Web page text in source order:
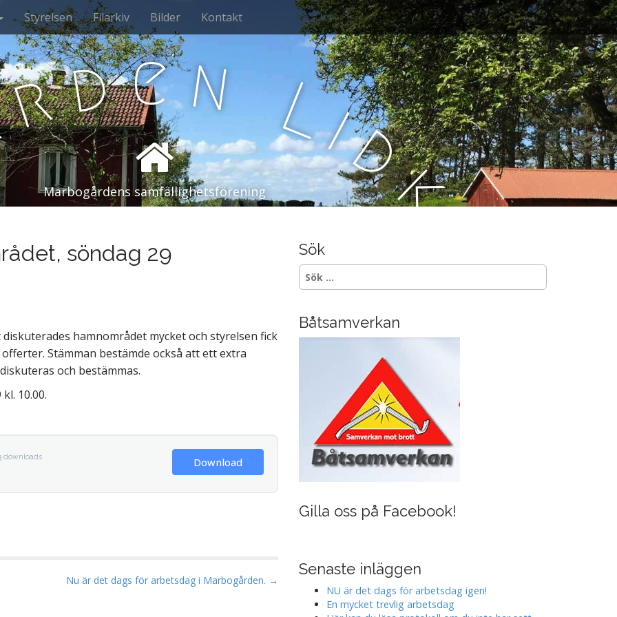
Styrelsen Filarkiv Bilder Kontakt
rd e n Li
dk
p
Marbogårdens samfällighetsförening
söndag 29
hamnområdet mycket och styrelsen fick
Stämman bestämde också att ett extra
och bestämmas.
10.00.
downloads Download
Nu är det dags för arbetsdag i Marbogården. →
Sök
Sök
efter:
Båtsamverkan
Gilla oss på Facebook!
Senaste inläggen
NU är det dags för arbetsdag igen!
En mycket trevlig arbetsdag